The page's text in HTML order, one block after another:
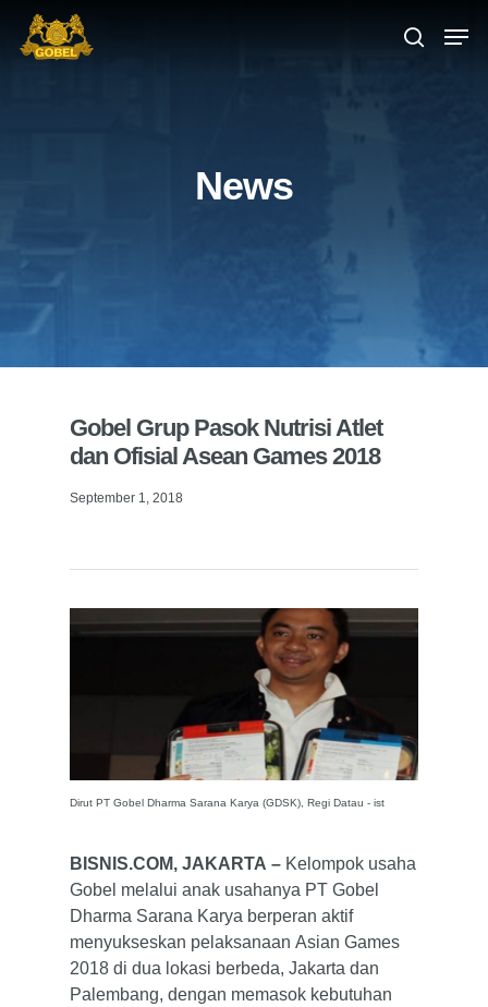
News
Gobel Grup Pasok Nutrisi Atlet
dan Ofisial Asean Games 2018
September 1, 2018
Dirut PT Gobel Dharma Sarana Karya (GDSK), Regi Datau - ist
BISNIS.COM, JAKARTA – Kelompok usaha
Gobel melalui anak usahanya PT Gobel
Dharma Sarana Karya berperan aktif
menyukseskan pelaksanaan Asian Games
2018 di dua lokasi berbeda, Jakarta dan
Palembang, dengan memasok kebutuhan